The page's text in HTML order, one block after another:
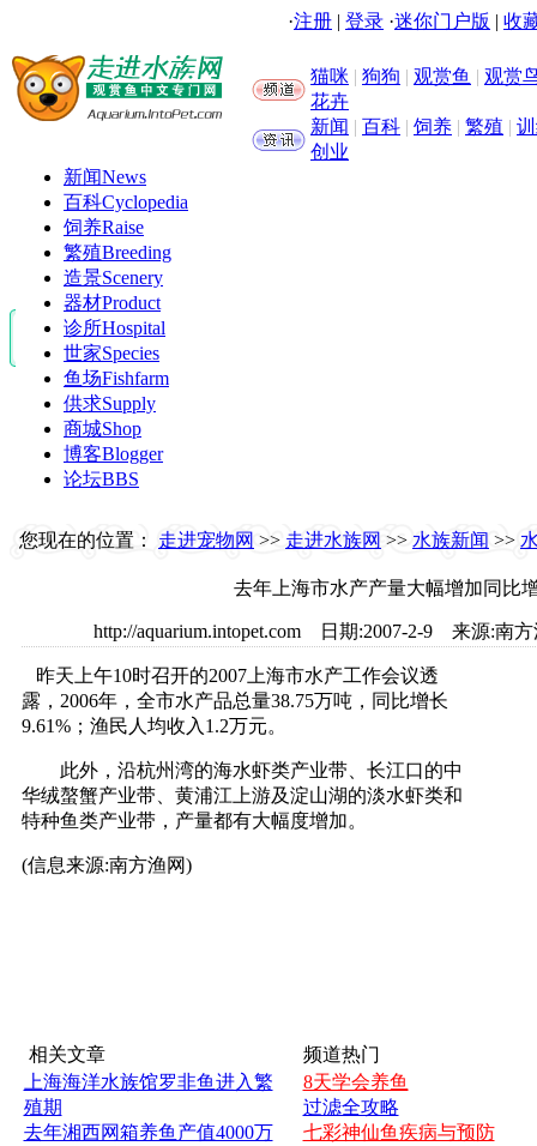
·注册 | 登录 ·迷你门户版 | 收
猫咪 | 狗狗 | 观赏鱼 | 观赏
花卉
新闻 | 百科 | 饲养 | 繁殖 |
创业
新闻News
百科Cyclopedia
饲养Raise
繁殖Breeding
造景Scenery
器材Product
诊所Hospital
世家Species
鱼场Fishfarm
供求Supply
商城Shop
博客Blogger
论坛BBS
您现在的位置： 走进宠物网 >> 走进水族网 >> 水族新闻 >>
去年上海市水产产量大幅增加同比
http://aquarium.intopet.com 日期:2007-2-9 来源:
昨天上午10时召开的2007上海市水产工作会议透
露，2006年，全市水产品总量38.75万吨，同比增长
9.61%；渔民人均收入1.2万元。
此外，沿杭州湾的海水虾类产业带、长江口的中
华绒螯蟹产业带、黄浦江上游及淀山湖的淡水虾类和
特种鱼类产业带，产量都有大幅度增加。
(信息来源:南方渔网)
相关文章
上海海洋水族馆罗非鱼进入繁
殖期
去年湘西网箱养鱼产值4000万
频道热门
8天学会养鱼
过滤全攻略
七彩神仙鱼疾病与预防